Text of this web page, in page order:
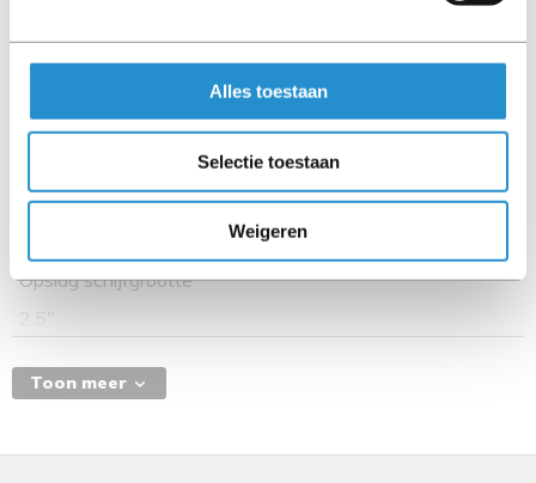
Alles toestaan
Selectie toestaan
Weigeren
Kenmerken
Compatibele producten
HP DL380 Gen9 8SFF
Carrierpaneel
Opslag schijfgrootte
2.5"
Toon meer